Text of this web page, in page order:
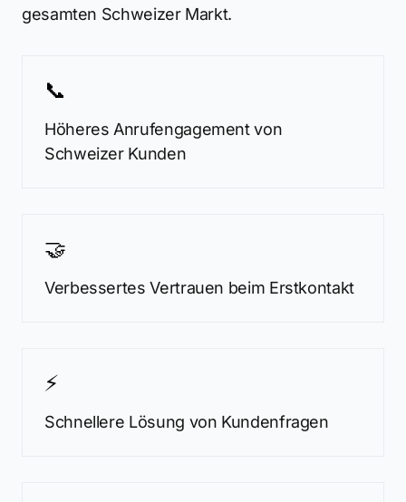
gesamten Schweizer Markt.
📞
Höheres Anrufengagement von
Schweizer Kunden
🤝
Verbessertes Vertrauen beim Erstkontakt
⚡
Schnellere Lösung von Kundenfragen